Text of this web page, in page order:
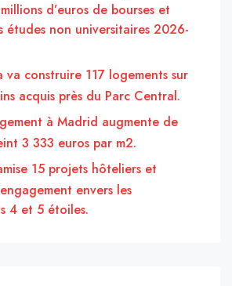
d’euros de bourses et
études non universitaires 2026-
va construire 117 logements sur
acquis près du Parc Central.
à Madrid augmente de
3 333 euros par m2.
15 projets hôteliers et
envers les
4 et 5 étoiles.